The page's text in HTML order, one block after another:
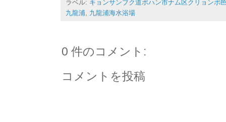
ラベル: キョンサンブク道ポハン市ナム区クリョンポ
九龍浦, 九龍浦海水浴場
0 件のコメント:
コメントを投稿